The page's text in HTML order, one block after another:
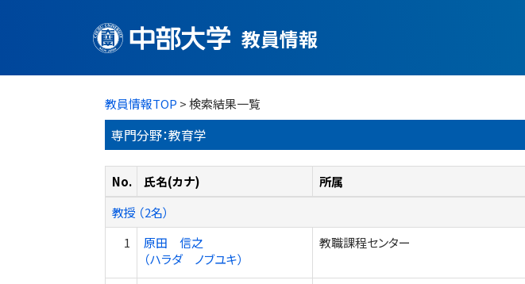
教員情報
教員情報TOP > 検索結果一覧
専門分野：教育学
No. 氏名(カナ) 所属
教授 （2名）
1
原田 信之
（ハラダ ノブユキ）
教職課程センター